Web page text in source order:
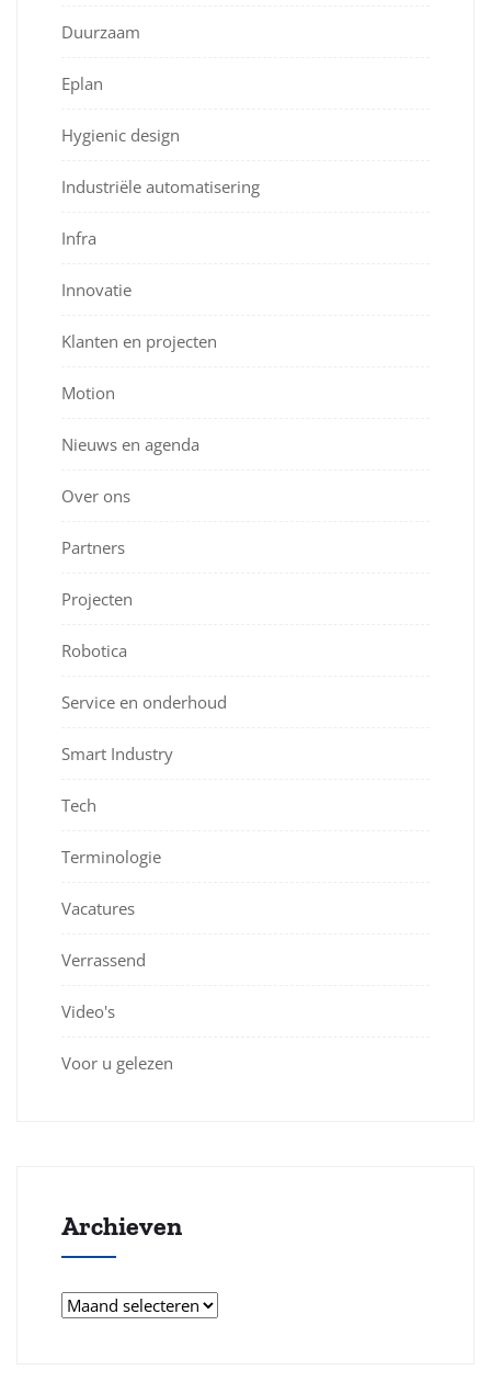
Duurzaam
Eplan
Hygienic design
Industriële automatisering
Infra
Innovatie
Klanten en projecten
Motion
Nieuws en agenda
Over ons
Partners
Projecten
Robotica
Service en onderhoud
Smart Industry
Tech
Terminologie
Vacatures
Verrassend
Video's
Voor u gelezen
Archieven
Archieven